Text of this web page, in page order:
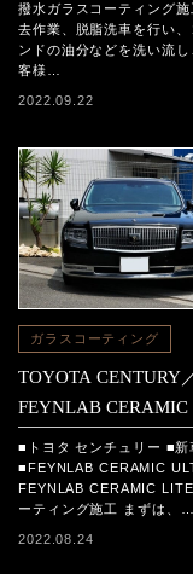
撥水ガラスコーティング施
去作業、脱脂洗車を行い、
ンドの油分などを洗い流し
客様…
2022.09.22
ガラスコーティング
TOYOTA CENTURY
FEYNLAB CERAMIC
＋FEYNLAB
コーティング施工
■トヨタ センチュリー ■新
■FEYNLAB CERAMIC
FEYNLAB CERAMIC
ーティング施工 まずは、…
2022.08.24